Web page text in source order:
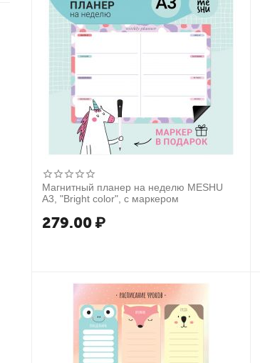
Магнитный планер на неделю MESHU
А3, "Bright color", с маркером
279.00 ₽